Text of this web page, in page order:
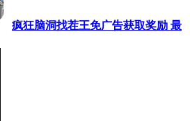
疯狂脑洞找茬王免广告获取奖励 最